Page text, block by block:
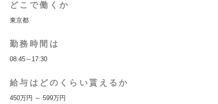
どこで働くか
東京都
勤務時間は
08:45～17:30
給与はどのくらい貰えるか
450万円 ～ 599万円